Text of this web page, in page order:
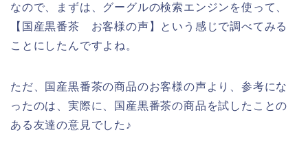
なので、まずは、グーグルの検索エンジンを使って、
【国産黒番茶 お客様の声】という感じで調べてみる
ことにしたんですよね。
ただ、国産黒番茶の商品のお客様の声より、参考にな
ったのは、実際に、国産黒番茶の商品を試したことの
ある友達の意見でした♪